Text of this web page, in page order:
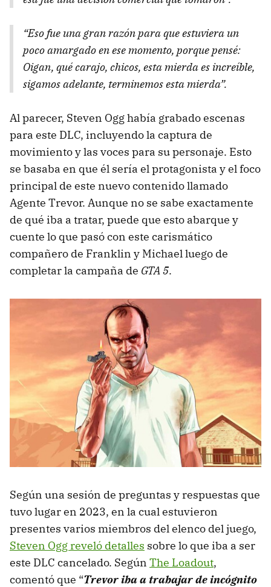
“Eso fue una gran razón para que estuviera un
poco amargado en ese momento, porque pensé:
Oigan, qué carajo, chicos, esta mierda es increíble,
sigamos adelante, terminemos esta mierda”.
Al parecer, Steven Ogg había grabado escenas
para este DLC, incluyendo la captura de
movimiento y las voces para su personaje. Esto
se basaba en que él sería el protagonista y el foco
principal de este nuevo contenido llamado
Agente Trevor. Aunque no se sabe exactamente
de qué iba a tratar, puede que esto abarque y
cuente lo que pasó con este carismático
compañero de Franklin y Michael luego de
completar la campaña de GTA 5.
Según una sesión de preguntas y respuestas que
tuvo lugar en 2023, en la cual estuvieron
presentes varios miembros del elenco del juego,
Steven Ogg reveló detalles sobre lo que iba a ser
este DLC cancelado. Según The Loadout,
comentó que “Trevor iba a trabajar de incógnito